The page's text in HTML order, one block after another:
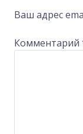
Ваш адрес
Комментарий